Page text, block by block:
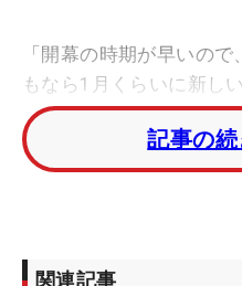
「開幕の時期が早いの
もなら1月くらいに新し
入の可否を決めていた
けして、替えることがで
の経験で難しいですね」
は約1カ月ほど早い。そ
記事の
関連記事